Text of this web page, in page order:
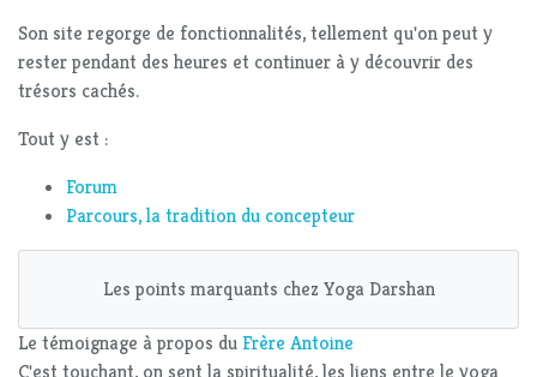
Son site regorge de fonctionnalités, tellement qu'on peut y
rester pendant des heures et continuer à y découvrir des
trésors cachés.
Tout y est :
Forum
Parcours, la tradition du concepteur
Les points marquants chez Yoga Darshan
Le témoignage à propos du Frère Antoine
C'est touchant, on sent la spiritualité, les liens entre le yoga